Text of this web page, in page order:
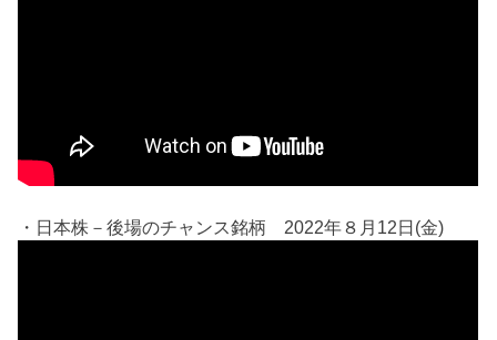
・日本株－後場のチャンス銘柄 2022年８月12日(金)